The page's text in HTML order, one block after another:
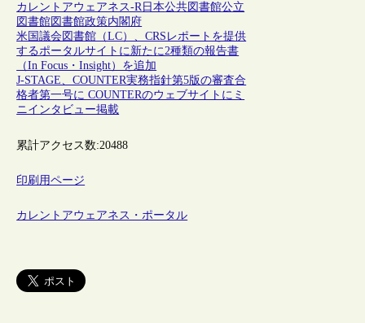
カレントアウェアネス-R日本公共図書館公立
図書館図書館政策内閣府
米国議会図書館（LC）、CRSレポートを提供
するポータルサイトに新たに2種類の報告書
（In Focus・Insight）を追加
J-STAGE、COUNTER実務指針第5版の審査合
格者第一号に COUNTERのウェブサイトにミ
ニインタビュー掲載
累計アクセス数:20488
印刷用ページ
カレントアウェアネス・ポータル